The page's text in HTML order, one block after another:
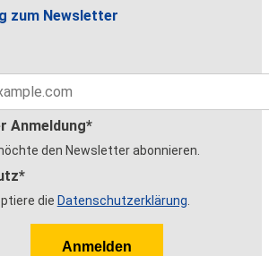
zum Newsletter
Anmeldung*
den Newsletter abonnieren.
die Datenschutzerklärung.
Anmelden